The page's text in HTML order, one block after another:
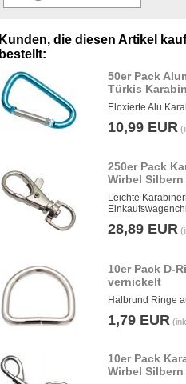
Kunden, die diesen Artikel
bestellt:
50er Pack
Türkis
Eloxierte Alu
10,99 EUR
250er Pack
Wirbel Silbern
Leichte
28,89 EUR
10er Pack D-
vernickelt
Halbrund Ringe
1,79 EUR
10er Pack
Wirbel Silbern